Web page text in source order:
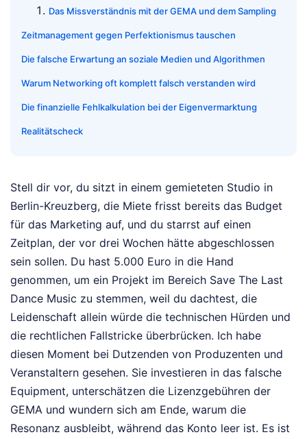
Das Missverständnis mit der GEMA und dem Sampling
Zeitmanagement gegen Perfektionismus tauschen
Die falsche Erwartung an soziale Medien und Algorithmen
Warum Networking oft komplett falsch verstanden wird
Die finanzielle Fehlkalkulation bei der Eigenvermarktung
Realitätscheck
Stell dir vor, du sitzt in einem gemieteten Studio in
Berlin-Kreuzberg, die Miete frisst bereits das Budget
für das Marketing auf, und du starrst auf einen
Zeitplan, der vor drei Wochen hätte abgeschlossen
sein sollen. Du hast 5.000 Euro in die Hand
genommen, um ein Projekt im Bereich Save The Last
Dance Music zu stemmen, weil du dachtest, die
Leidenschaft allein würde die technischen Hürden und
die rechtlichen Fallstricke überbrücken. Ich habe
diesen Moment bei Dutzenden von Produzenten und
Veranstaltern gesehen. Sie investieren in das falsche
Equipment, unterschätzen die Lizenzgebühren der
GEMA und wundern sich am Ende, warum die
Resonanz ausbleibt, während das Konto leer ist. Es ist